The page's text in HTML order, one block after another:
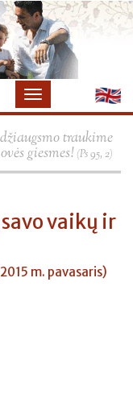
traukime
giesmes! (Ps 95, 2)
vaikų ir
m. pavasaris)
×